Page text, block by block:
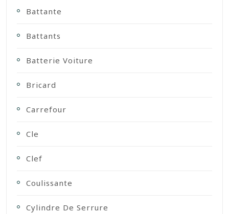
Battante
Battants
Batterie Voiture
Bricard
Carrefour
Cle
Clef
Coulissante
Cylindre De Serrure